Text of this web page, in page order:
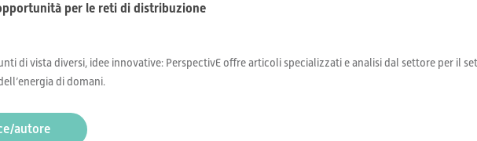
per le reti di distribuzione
di vista diversi, idee innovative: PerspectivE offre articoli specializzati e analisi dal settore per il
di domani.
autore